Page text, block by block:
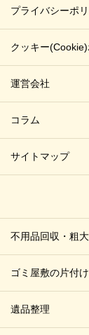
プライバシーポ
クッキー
運営会社
コラム
サイトマップ
不用品回収・粗
ゴミ屋敷の片付け
遺品整理